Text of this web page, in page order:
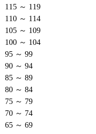
115 ～ 119
110 ～ 114
105 ～ 109
100 ～ 104
95 ～ 99
90 ～ 94
85 ～ 89
80 ～ 84
75 ～ 79
70 ～ 74
65 ～ 69